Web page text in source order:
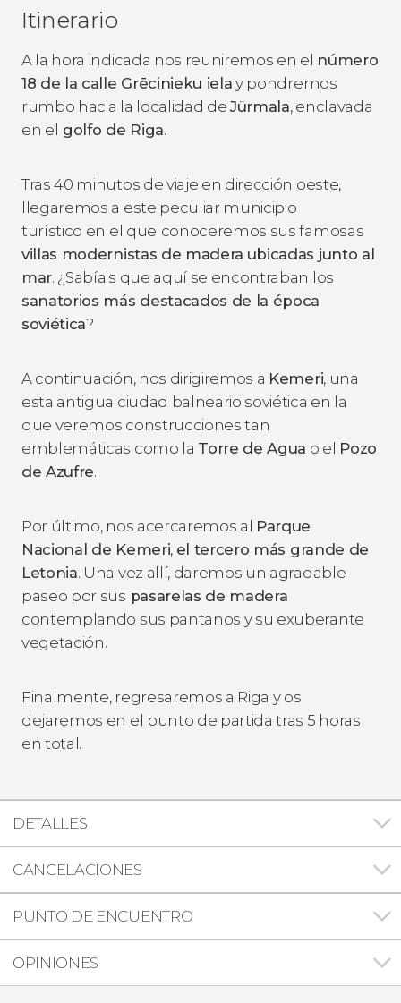
Itinerario
A la hora indicada nos reuniremos en el número
18 de la calle Grēcinieku iela y pondremos
rumbo hacia la localidad deJürmala, enclavada
en el golfo de Riga.
Tras 40 minutos de viaje en dirección oeste,
llegaremos a este peculiar municipio
turístico en el que conoceremos sus famosas
villas modernistas de madera ubicadas junto al
mar. ¿Sabíais que aquí se encontraban los
sanatorios más destacados de la época
soviética?
A continuación, nos dirigiremos a Kemeri, una
esta antigua ciudad balneario soviética en la
que veremos construcciones tan
emblemáticas como la Torre de Agua o el Pozo
de Azufre.
Por último, nos acercaremos al Parque
Nacional de Kemeri, el tercero más grande de
Letonia. Una vez allí, daremos un agradable
paseo por sus pasarelas de madera
contemplando sus pantanos y su exuberante
vegetación.
Finalmente, regresaremos a Riga y os
dejaremos en el punto de partida tras 5 horas
en total.
DETALLES
CANCELACIONES
PUNTO DE ENCUENTRO
OPINIONES